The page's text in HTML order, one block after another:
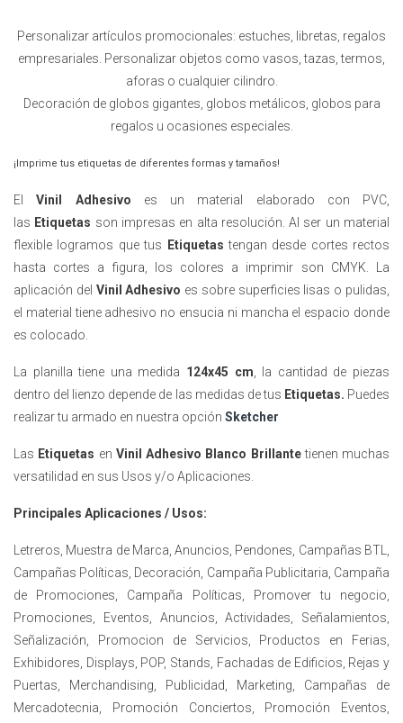
Personalizar artículos promocionales: estuches, libretas, regalos
empresariales. Personalizar objetos como vasos, tazas, termos,
aforas o cualquier cilindro.
Decoración de globos gigantes, globos metálicos, globos para
regalos u ocasiones especiales.
¡Imprime tus etiquetas de diferentes formas y tamaños!
ElVinil Adhesivo es un material elaborado con PVC,
las Etiquetas son impresas en alta resolución. Al ser un material
flexible logramos que tus
Etiquetas tengan desde cortes rectos
hasta cortes a figura, los colores a imprimir son CMYK. La
aplicación del Vinil Adhesivo es sobre superficies lisas o pulidas,
el material tiene adhesivo no ensucia ni mancha el espacio donde
es colocado.
La planilla tiene una medida 124x45 cm , la cantidad de piezas
dentro del lienzo depende de las medidas de tus Etiquetas. Puedes
realizar tu armado en nuestra opción Sketcher
Las Etiquetas en Vinil Adhesivo Blanco Brillantetienen muchas
versatilidad en sus Usos y/o Aplicaciones.
Principales Aplicaciones / Usos:
Letreros, Muestra de Marca, Anuncios, Pendones, Campañas BTL,
Campañas Políticas, Decoración, Campaña Publicitaria, Campaña
de Promociones, Campaña Políticas, Promover tu negocio,
Promociones, Eventos, Anuncios, Actividades, Señalamientos,
Señalización, Promocion de Servicios, Productos en Ferias,
Exhibidores, Displays, POP, Stands, Fachadas de Edificios, Rejas y
Puertas, Merchandising, Publicidad, Marketing, Campañas de
Mercadotecnia, Promoción Conciertos, Promoción Eventos,